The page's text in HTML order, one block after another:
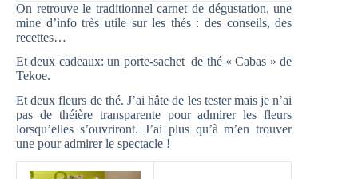
On retrouve le traditionnel carnet de dégustation, une
mine d’info très utile sur les thés : des conseils, des
recettes…
Et deux cadeaux: un porte-sachet de thé « Cabas » de
Tekoe.
Et deux fleurs de thé. J’ai hâte de les tester mais je n’ai
pas de théière transparente pour admirer les fleurs
lorsqu’elles s’ouvriront. J’ai plus qu’à m’en trouver
une pour admirer le spectacle !